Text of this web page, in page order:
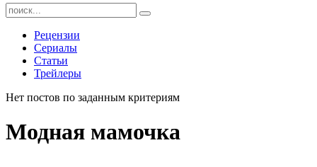
Найти:
Рецензии
Сериалы
Статьи
Трейлеры
Нет постов по заданным критериям
Модная мамочка